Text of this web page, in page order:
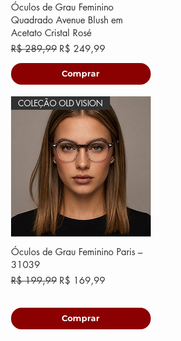
Óculos de Grau Feminino
Quadrado Avenue Blush em
Acetato Cristal Rosé
Preço normal
R$ 289,99 Preço promocional
R$ 249,99
Comprar
COLEÇÃO OLD VISION
Óculos de Grau Feminino Paris –
31039
Preço normal
R$ 199,99 Preço promocional
R$ 169,99
Comprar